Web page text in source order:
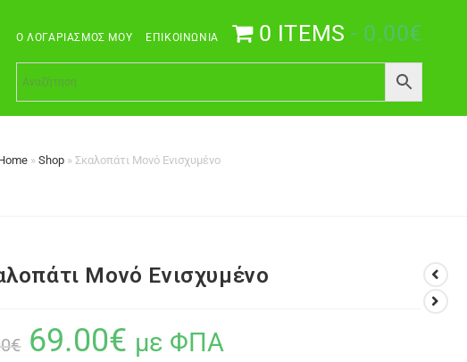
Ο ΛΟΓΑΡΙΑΣΜΌΣ ΜΟΥ ΕΠΙΚΟΙΝΩΝΊΑ 0 ITEMS 0.00€
»Shop »Σκαλοπάτι Μονό Ενισχυμένο
Μονό Ενισχυμένο
€ 69.00€ με ΦΠΑ